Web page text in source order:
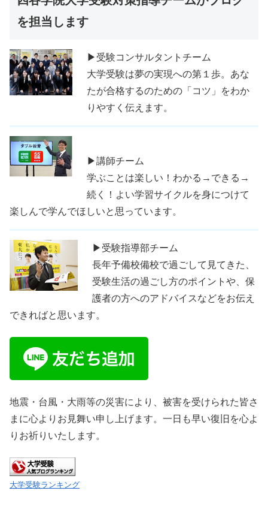
を担当します
▶受験コンサルタントチーム
大学受験は夢の実現への第１歩。あな
たが合格するのための「コツ」をわか
りやすく伝えます。
▶講師チーム
学ぶことは楽しい！わかる→できる→
続く！よい学習サイクルを身につけて
楽しんで学んでほしいと思っています。
▶受験指導部チーム
長年予備校備校で過ごして見てきた、
受験生活の過ごし方のポイントや、保
護者の方へのアドバイスなどをお伝え
できればと思います。
地震・台風・大雨等の災害により、被害を受けられた皆さ
まに心よりお見舞い申し上げます。一日も早い復旧を心よ
りお祈りいたします。
大学受験ランキング